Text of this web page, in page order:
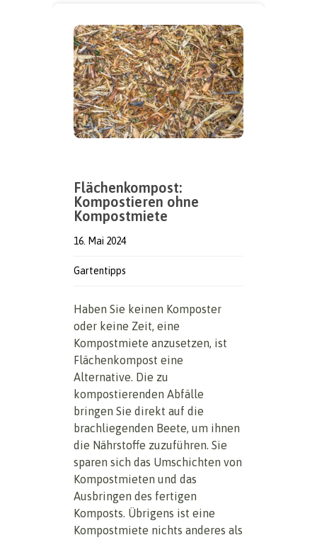
Flächenkompost:
Kompostieren ohne
Kompostmiete
16. Mai 2024
Gartentipps
Haben Sie keinen Komposter
oder keine Zeit, eine
Kompostmiete anzusetzen, ist
Flächenkompost eine
Alternative. Die zu
kompostierenden Abfälle
bringen Sie direkt auf die
brachliegenden Beete, um ihnen
die Nährstoffe zuzuführen. Sie
sparen sich das Umschichten von
Kompostmieten und das
Ausbringen des fertigen
Komposts. Übrigens ist eine
Kompostmiete nichts anderes als